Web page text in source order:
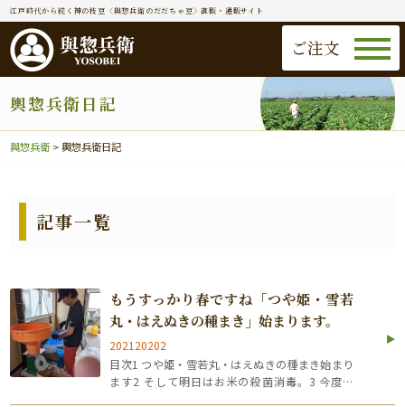
江戸時代から続く神の枝豆〈與惣兵衛のだだちゃ豆〉直販・通販サイト
ご注文
輿惣兵衛日記
與惣兵衛 >輿惣兵衛日記
記事一覧
もうすっかり春ですね「つや姫・雪若
丸・はえぬきの種まき」始まります。
202120202
目次1 つや姫・雪若丸・はえぬきの種まき始まり
ます2 そして明日はお米の殺菌消毒。3 今度は